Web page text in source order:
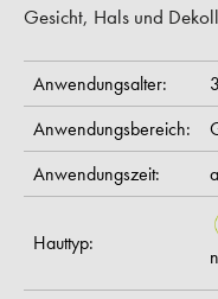
Gesicht, Hals und
Anwendungsalter:
Anwendungsbereich:
Anwendungszeit:
Hauttyp: